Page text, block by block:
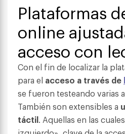
Plataformas
online
acceso con
Con el fin de localizar la
para el acceso a través de
se fueron testeando varias
También son extensibles a
táctil. Aquellas en las